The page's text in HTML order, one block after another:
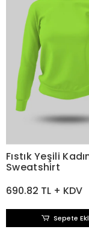
Fıstık Yeşili
Sweatshirt
690.82 TL + KDV
Sepete